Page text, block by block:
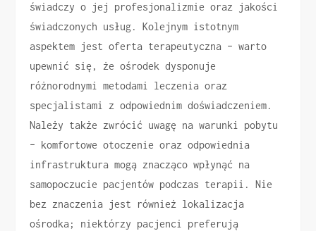
świadczy o jej profesjonalizmie oraz jakości
świadczonych usług. Kolejnym istotnym
aspektem jest oferta terapeutyczna – warto
upewnić się, że ośrodek dysponuje
różnorodnymi metodami leczenia oraz
specjalistami z odpowiednim doświadczeniem.
Należy także zwrócić uwagę na warunki pobytu
– komfortowe otoczenie oraz odpowiednia
infrastruktura mogą znacząco wpłynąć na
samopoczucie pacjentów podczas terapii. Nie
bez znaczenia jest również lokalizacja
ośrodka; niektórzy pacjenci preferują